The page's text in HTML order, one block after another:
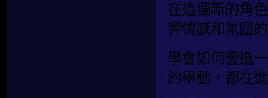
在這個新的角
響情感和氛圍
學會如何營造
的舉動，都在